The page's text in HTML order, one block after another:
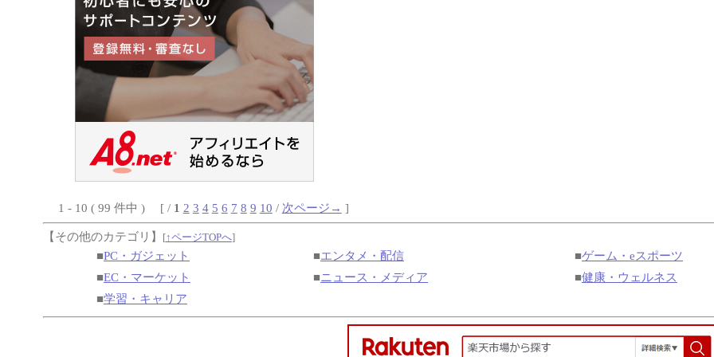
1 - 10 ( 99 件中 ) [ / 1 2 3 4 5 6 7 8 9 10 / 次ページ→ ]
【その他のカテゴリ】 [↑ページTOPへ]
■PC・ガジェット ■エンタメ・配信 ■ゲーム・eスポーツ
■EC・マーケット ■ニュース・メディア ■健康・ウェルネス
■学習・キャリア